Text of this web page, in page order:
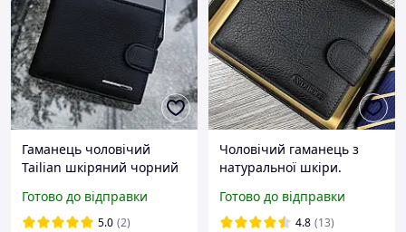
Гаманець чоловічий
Tailian шкіряний чорний
портмоне з натуральної
шкіри гаманці чоловічі
Готово до відправки
5.0 (2)
Чоловічий гаманець з
натуральної шкіри.
чоловічий портмоне зі
шкіри Чорний
Готово до відправки
4.8 (13)